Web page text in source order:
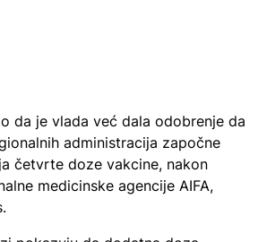
da je vlada već dala odobrenje da
administracija započne
četvrte doze vakcine, nakon
medicinske agencije AIFA,